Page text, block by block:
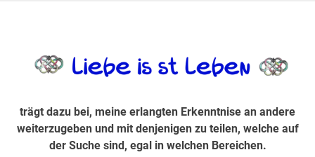
Suche sind, egal in welchen Bereichen.
trägt dazu bei, meine erlangten Erkenntnise an andere
weiterzugeben und mit denjenigen zu teilen, welche auf
der Suche sind, egal in welchen Bereichen.